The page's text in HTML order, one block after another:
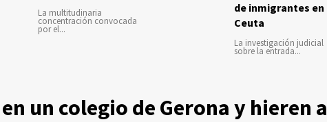
La multitudinaria
concentración convocada
por el...
de inmigrantes en
Ceuta
La investigación judicial
sobre la entrada...
un colegio de Gerona y hieren a